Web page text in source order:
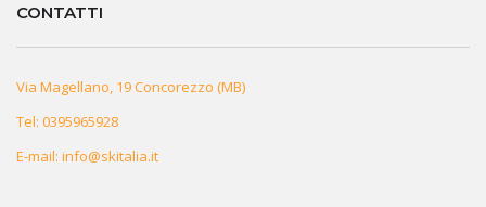
CONTATTI
Via Magellano, 19 Concorezzo (MB)
Tel: 0395965928
E-mail: info@skitalia.it